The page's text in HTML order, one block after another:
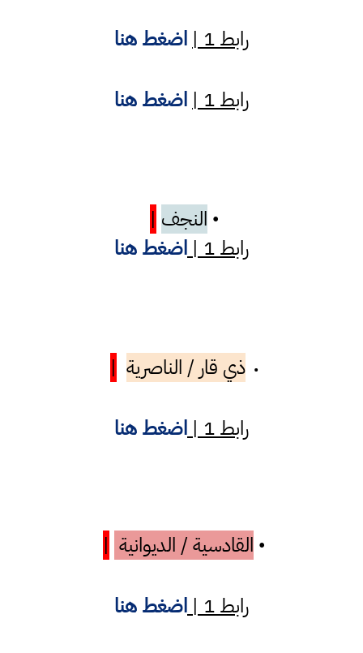
رابط 1 | اضغط هنا
رابط 1 | اضغط هنا
• النجف |
رابط 1 |
اضغط هنا
• ذي قار / الناصرية |
رابط 1 | اضغط هنا
• القادسية / الديوانية |
رابط 1 | اضغط هنا